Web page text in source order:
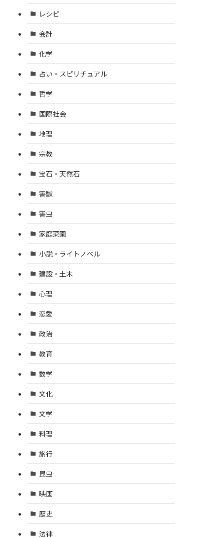
レシピ
会計
化学
占い・スピリチュアル
哲学
国際社会
地理
宗教
宝石・天然石
害獣
害虫
家庭菜園
小説・ライトノベル
建設・土木
心理
恋愛
政治
教育
数学
文化
文学
料理
旅行
昆虫
映画
歴史
法律